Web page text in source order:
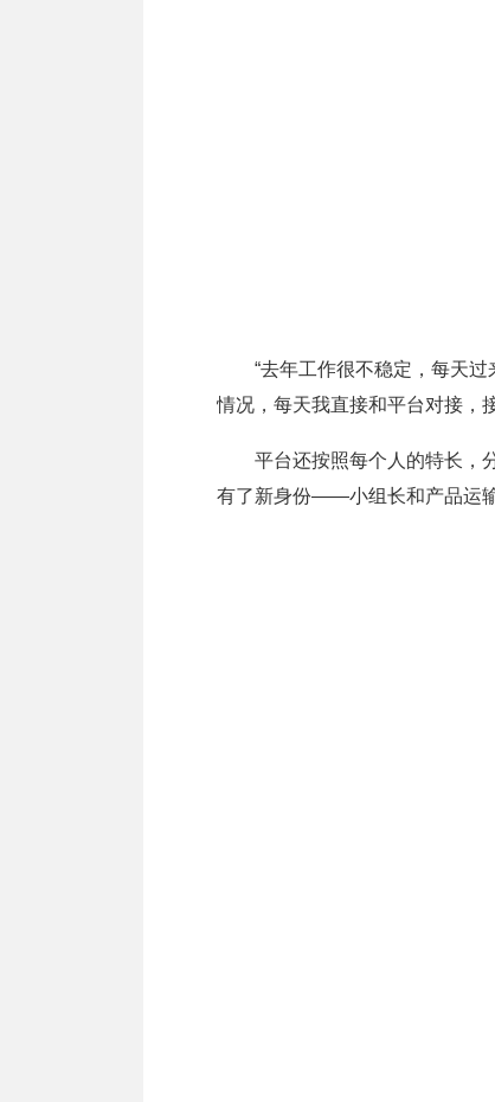
“去年工作很不稳定，每天过
情况，每天我直接和平台对接，
平台还按照每个人的特长，分
有了新身份——小组长和产品运